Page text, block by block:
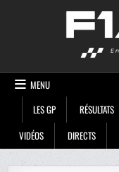
MENU
LES GP
RÉSULTATS
VIDÉOS
DIRECTS